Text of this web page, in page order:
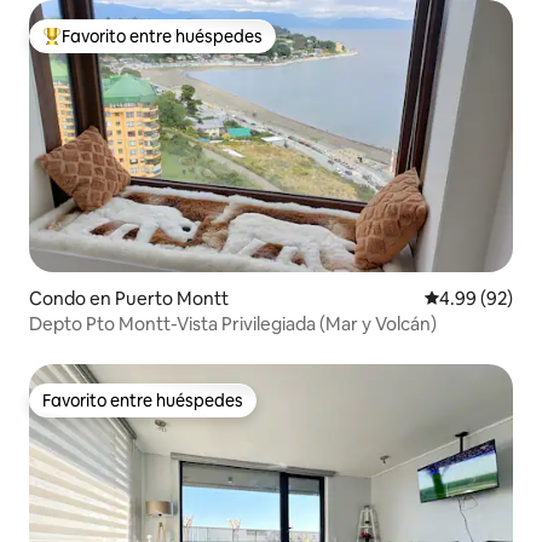
Favorito entre huéspedes preferido
Favorito entre huéspedes
Condo en Puerto Montt Calificación
4.99 (92)
Depto Pto Montt-Vista Privilegiada (Mar y Volcán)
Favorito entre huéspedes
Favorito entre huéspedes